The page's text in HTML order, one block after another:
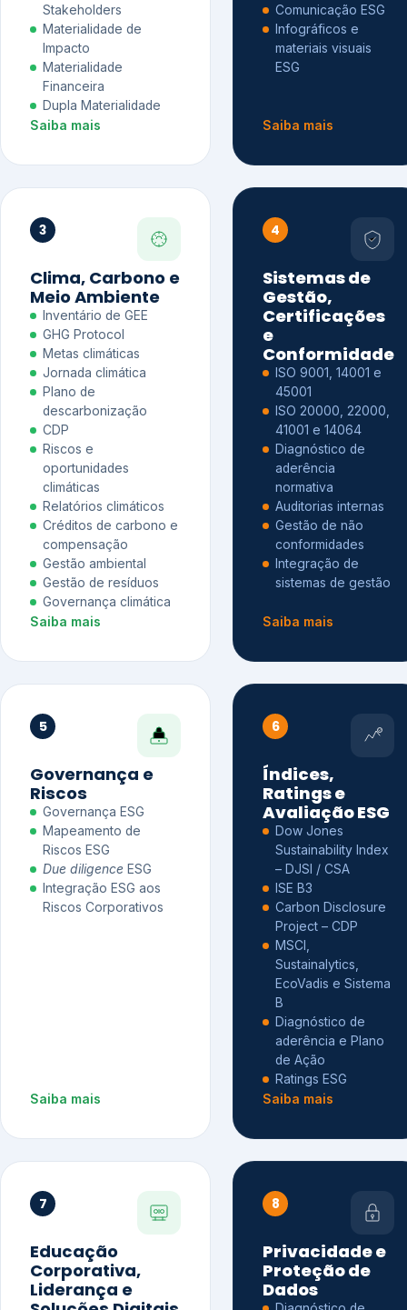
Stakeholders
Materialidade de
Impacto
Materialidade
Financeira
Dupla Materialidade
Saiba mais
Comunicação ESG
Infográficos e
materiais visuais
ESG
Saiba mais
3
Clima, Carbono e
Meio Ambiente
Inventário de GEE
GHG Protocol
Metas climáticas
Jornada climática
Plano de
descarbonização
CDP
Riscos e
oportunidades
climáticas
Relatórios climáticos
Créditos de carbono e
compensação
Gestão ambiental
Gestão de resíduos
Governança climática
Saiba mais
4
Sistemas de
Gestão,
Certificações
e
Conformidade
ISO 9001, 14001 e
45001
ISO 20000, 22000,
41001 e 14064
Diagnóstico de
aderência
normativa
Auditorias internas
Gestão de não
conformidades
Integração de
sistemas de gestão
Saiba mais
5
Governança e
Riscos
Governança ESG
Mapeamento de
Riscos ESG
Due diligence ESG
Integração ESG aos
Riscos Corporativos
Saiba mais
6
Índices,
Ratings e
Avaliação ESG
Dow Jones
Sustainability Index
– DJSI / CSA
ISE B3
Carbon Disclosure
Project – CDP
MSCI,
Sustainalytics,
EcoVadis e Sistema
B
Diagnóstico de
aderência e Plano
de Ação
Ratings ESG
Saiba mais
7
Educação
Corporativa,
Liderança e
8
Privacidade e
Proteção de
Dados